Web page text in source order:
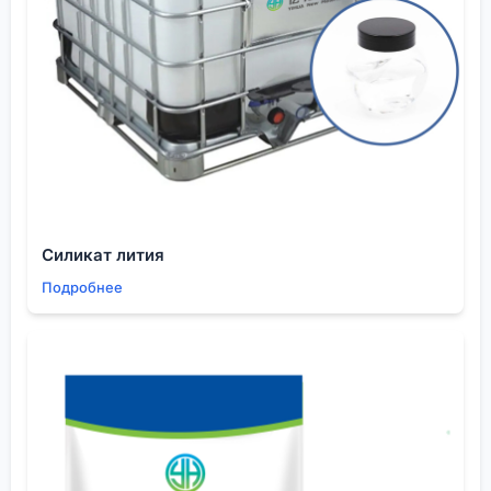
международного инспекционного агентства (типа
SGS или Bureau Veritas). Да, это стоит денег. Но
однажды это спасло нас от партии, где
содержание воды было в 2 раза выше нормы.
Поставщик, увидев, что в контракте есть такой
пункт, часто становится ?честнее?.
Для проектов, где чистота критична (например,
протоколы испытаний на конкретные примеси:
промышленностью, такие данные предоставляет
плату.
Провальный опыт: мы как-то сэкономили на
Силикат лития
Подробнее